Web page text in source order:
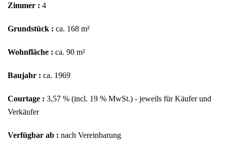
Zimmer : 4
Grundstück : ca. 168 m²
Wohnfläche : ca. 90 m²
Baujahr : ca. 1969
Courtage : 3,57 % (incl. 19 % MwSt.) - jeweils für Käufer und
Verkäufer
Verfügbar ab : nach Vereinbarung